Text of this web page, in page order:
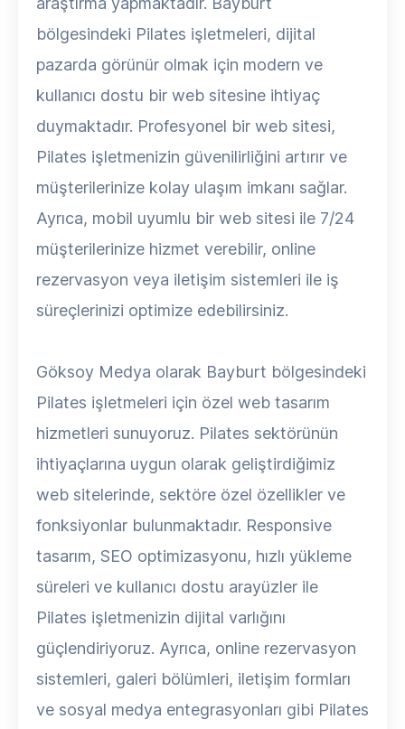
bölgesindeki Pilates işletmeleri, dijital
pazarda görünür olmak için modern ve
kullanıcı dostu bir web sitesine ihtiyaç
duymaktadır. Profesyonel bir web sitesi,
Pilates işletmenizin güvenilirliğini artırır ve
müşterilerinize kolay ulaşım imkanı sağlar.
Ayrıca, mobil uyumlu bir web sitesi ile 7/24
müşterilerinize hizmet verebilir, online
rezervasyon veya iletişim sistemleri ile iş
süreçlerinizi optimize edebilirsiniz.
Göksoy Medya olarak Bayburt bölgesindeki
Pilates işletmeleri için özel web tasarım
hizmetleri sunuyoruz. Pilates sektörünün
ihtiyaçlarına uygun olarak geliştirdiğimiz
web sitelerinde, sektöre özel özellikler ve
fonksiyonlar bulunmaktadır. Responsive
tasarım, SEO optimizasyonu, hızlı yükleme
süreleri ve kullanıcı dostu arayüzler ile
Pilates işletmenizin dijital varlığını
güçlendiriyoruz. Ayrıca, online rezervasyon
sistemleri, galeri bölümleri, iletişim formları
ve sosyal medya entegrasyonları gibi Pilates